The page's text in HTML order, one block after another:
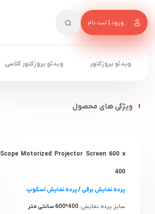
ورود | ثبت نام
ویدئو پروژکتور ویدئو پروژکتور کلاسی
ویژگی های محصول
Scope Motorized Projector Screen 600 x
400
پرده نمایش برقی/پرده نمایش اسکوپ
سایز پرده نمایش: 400*600 سانتی متر